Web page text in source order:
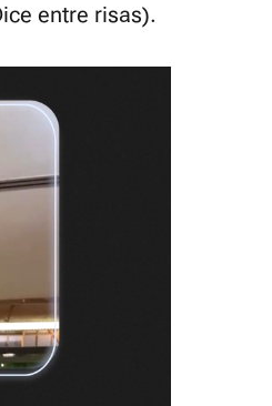
entre risas).